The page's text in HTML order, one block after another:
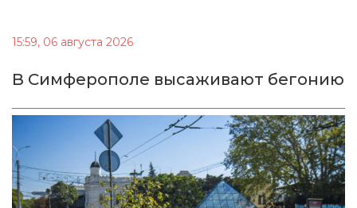
15:59, 06 августа 2026
В Симферополе высаживают бегонию